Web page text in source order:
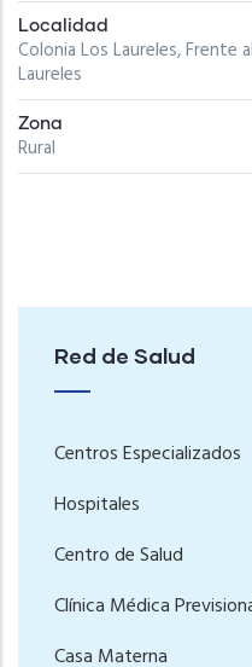
Localidad
Colonia Los Laureles, Frente
Laureles
Zona
Rural
Red de Salud
Centros Especializados
Hospitales
Centro de Salud
Clínica Médica
Casa Materna